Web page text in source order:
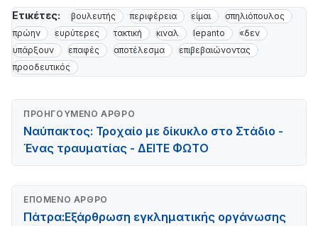
Ετικέτες: βουλευτής περιφέρεια είμαι
σπηλιόπουλος
πρώην
ευρύτερες τακτική κιναλ lepanto
«δεν
υπάρξουν
επαφές αποτέλεσμα
επιβεβαιώνοντας
προοδευτικός
ΠΡΟΗΓΟΎΜΕΝΟ ΆΡΘΡΟ
Ναύπακτος: Τροχαίο με δίκυκλο στο Στάδιο -
Ένας τραυματίας - ΔΕΙΤΕ ΦΩΤΟ
ΕΠΌΜΕΝΟ ΆΡΘΡΟ
Πάτρα:Εξάρθρωση εγκληματικής οργάνωσης